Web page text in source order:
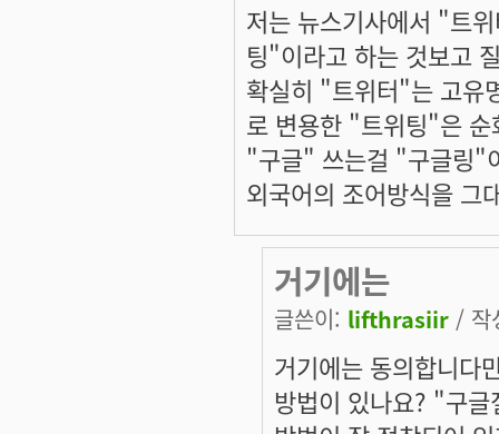
저는 뉴스기사에서 "트
팅"이라고 하는 것보고
확실히 "트위터"는 고유
로 변용한 "트위팅"은
"구글" 쓰는걸 "구글링"
외국어의 조어방식을 그
거기에는
글쓴이: lifthrasiir / 작
거기에는 동의합니
방법이 있나요? "구